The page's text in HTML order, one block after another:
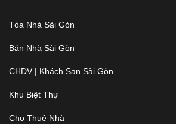
Tòa Nhà Sài Gòn
Bán Nhà Sài Gòn
CHDV | Khách Sạn Sài Gòn
Khu Biệt Thự
Cho Thuê Nhà